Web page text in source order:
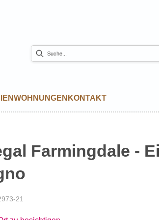
KONTAKT
Farmingdale -
21